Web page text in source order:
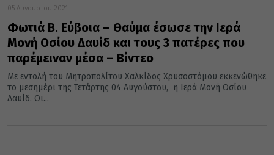
05 Αυγούστου 2021
Φωτιά Β. Εύβοια – Θαύμα έσωσε την Ιερά
Μονή Οσίου Δαυίδ και τους 3 πατέρες που
παρέμειναν μέσα – Βίντεο
Με εντολή του Μητροπολίτου Χαλκίδος Χρυσοστόμου εκκενώθηκε
το μεσημέρι της Τετάρτης 04 Αυγούστου, η Ιερά Μονή Οσίου
Δαυίδ. Οι...